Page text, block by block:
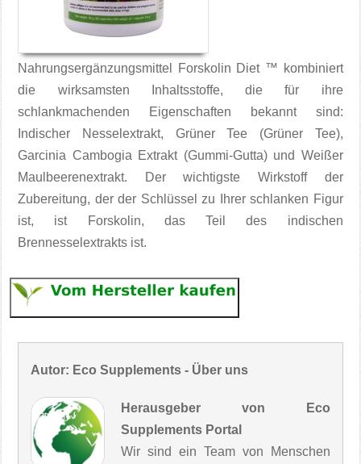
Nahrungsergänzungsmittel Forskolin Diet ™ kombiniert
die wirksamsten Inhaltsstoffe, die für ihre
schlankmachenden Eigenschaften bekannt sind:
Indischer Nesselextrakt, Grüner Tee (Grüner Tee),
Garcinia Cambogia Extrakt (Gummi-Gutta) und Weißer
Maulbeerenextrakt. Der wichtigste Wirkstoff der
Zubereitung, der der Schlüssel zu Ihrer schlanken Figur
ist, ist Forskolin, das Teil des indischen
Brennesselextrakts ist.
Autor: Eco Supplements - Über uns
Herausgeber von Eco
Supplements Portal
Wir sind ein Team von Menschen